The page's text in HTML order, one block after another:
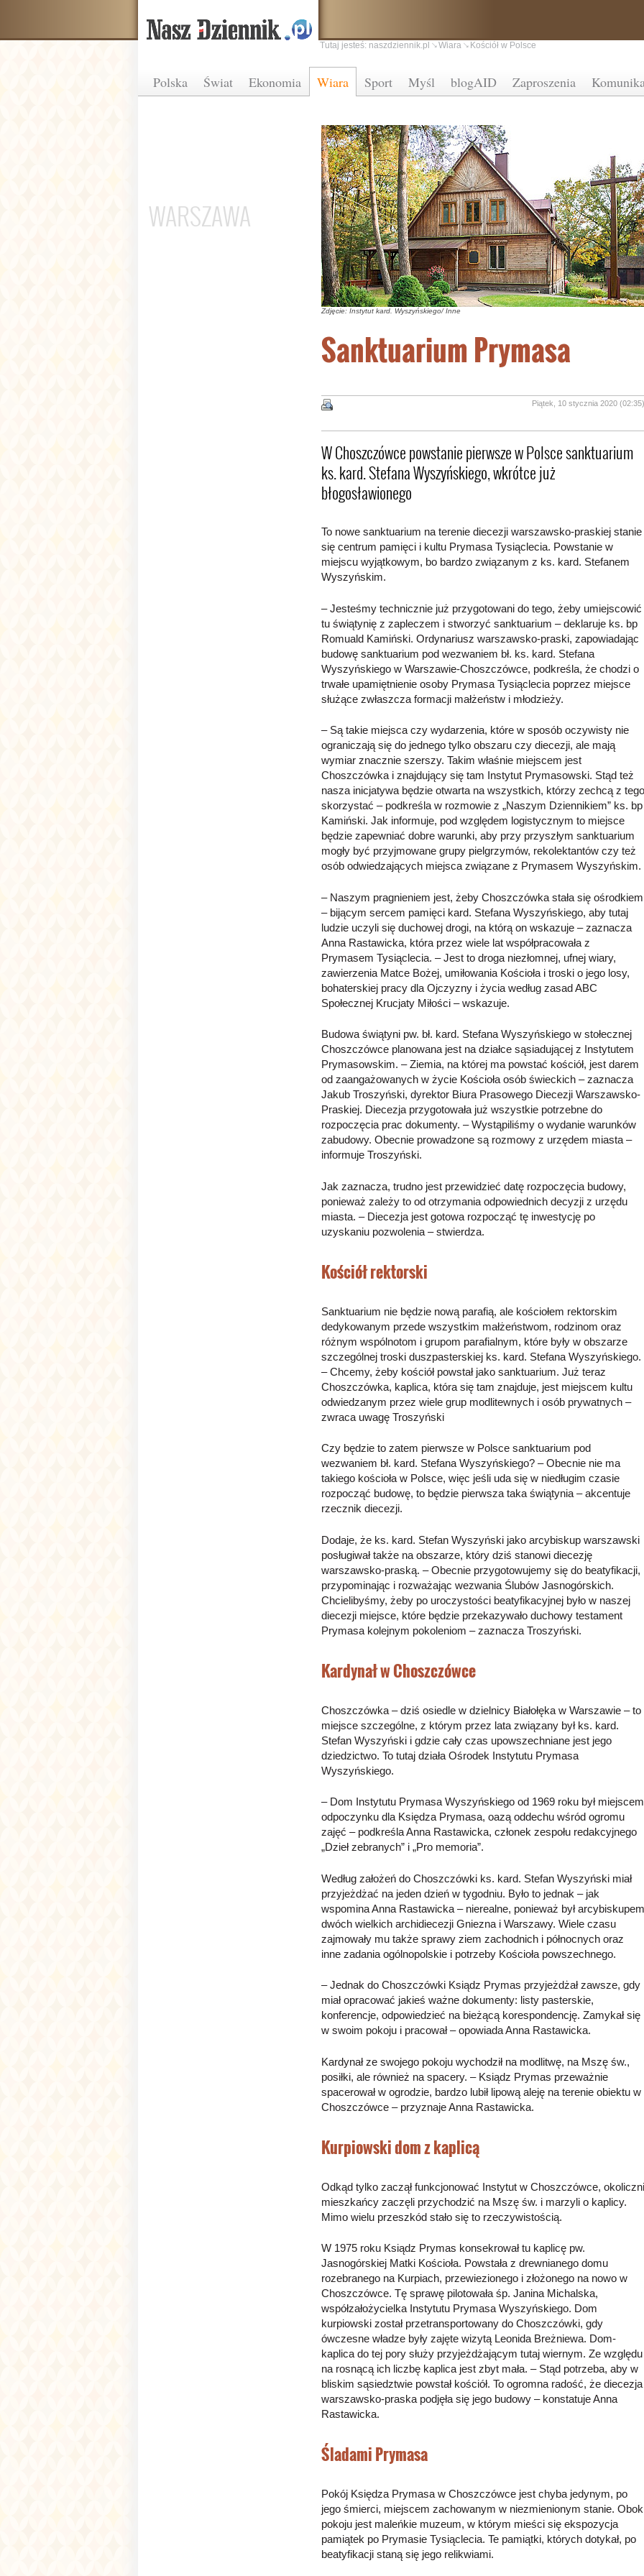
Polska Świat Ekonomia Wiara Sport Myśl blogAID Zaproszenia
Tutaj jesteś: naszdziennik.pl Wiara Kościół w Polsce
WARSZAWA
Zdjęcie: Instytut kard. Wyszyńskiego/ Inne
Sanktuarium Prymasa
Piątek, 10 stycznia 2020 (02:35)
W Choszczówce powstanie pierwsze w Polsce sanktuarium
ks. kard. Stefana Wyszyńskiego, wkrótce już
błogosławionego
To nowe sanktuarium na terenie diecezji warszawsko-praskiej stanie
się centrum pamięci i kultu Prymasa Tysiąclecia. Powstanie w
miejscu wyjątkowym, bo bardzo związanym z ks. kard. Stefanem
Wyszyńskim.
– Jesteśmy technicznie już przygotowani do tego, żeby umiejscowić
tu świątynię z zapleczem i stworzyć sanktuarium – deklaruje ks. bp
Romuald Kamiński. Ordynariusz warszawsko-praski, zapowiadając
budowę sanktuarium pod wezwaniem bł. ks. kard. Stefana
Wyszyńskiego w Warszawie-Choszczówce, podkreśla, że chodzi o
trwałe upamiętnienie osoby Prymasa Tysiąclecia poprzez miejsce
służące zwłaszcza formacji małżeństw i młodzieży.
– Są takie miejsca czy wydarzenia, które w sposób oczywisty nie
ograniczają się do jednego tylko obszaru czy diecezji, ale mają
wymiar znacznie szerszy. Takim właśnie miejscem jest
Choszczówka i znajdujący się tam Instytut Prymasowski. Stąd też
nasza inicjatywa będzie otwarta na wszystkich, którzy zechcą z tego
skorzystać – podkreśla w rozmowie z „Naszym Dziennikiem” ks. bp
Kamiński. Jak informuje, pod względem logistycznym to miejsce
będzie zapewniać dobre warunki, aby przy przyszłym sanktuarium
mogły być przyjmowane grupy pielgrzymów, rekolektantów czy też
osób odwiedzających miejsca związane z Prymasem Wyszyńskim.
– Naszym pragnieniem jest, żeby Choszczówka stała się ośrodkiem
– bijącym sercem pamięci kard. Stefana Wyszyńskiego, aby tutaj
ludzie uczyli się duchowej drogi, na którą on wskazuje – zaznacza
Anna Rastawicka, która przez wiele lat współpracowała z
Prymasem Tysiąclecia. – Jest to droga niezłomnej, ufnej wiary,
zawierzenia Matce Bożej, umiłowania Kościoła i troski o jego losy,
bohaterskiej pracy dla Ojczyzny i życia według zasad ABC
Społecznej Krucjaty Miłości – wskazuje.
Budowa świątyni pw. bł. kard. Stefana Wyszyńskiego w stołecznej
Choszczówce planowana jest na działce sąsiadującej z Instytutem
Prymasowskim. – Ziemia, na której ma powstać kościół, jest darem
od zaangażowanych w życie Kościoła osób świeckich – zaznacza
Jakub Troszyński, dyrektor Biura Prasowego Diecezji Warszawsko-
Praskiej. Diecezja przygotowała już wszystkie potrzebne do
rozpoczęcia prac dokumenty. – Wystąpiliśmy o wydanie warunków
zabudowy. Obecnie prowadzone są rozmowy z urzędem miasta –
informuje Troszyński.
Jak zaznacza, trudno jest przewidzieć datę rozpoczęcia budowy,
ponieważ zależy to od otrzymania odpowiednich decyzji z urzędu
miasta. – Diecezja jest gotowa rozpocząć tę inwestycję po
uzyskaniu pozwolenia – stwierdza.
Kościół rektorski
Sanktuarium nie będzie nową parafią, ale kościołem rektorskim
dedykowanym przede wszystkim małżeństwom, rodzinom oraz
różnym wspólnotom i grupom parafialnym, które były w obszarze
szczególnej troski duszpasterskiej ks. kard. Stefana Wyszyńskiego.
– Chcemy, żeby kościół powstał jako sanktuarium. Już teraz
Choszczówka, kaplica, która się tam znajduje, jest miejscem kultu
odwiedzanym przez wiele grup modlitewnych i osób prywatnych –
zwraca uwagę Troszyński
Czy będzie to zatem pierwsze w Polsce sanktuarium pod
wezwaniem bł. kard. Stefana Wyszyńskiego? – Obecnie nie ma
takiego kościoła w Polsce, więc jeśli uda się w niedługim czasie
rozpocząć budowę, to będzie pierwsza taka świątynia – akcentuje
rzecznik diecezji.
Dodaje, że ks. kard. Stefan Wyszyński jako arcybiskup warszawski
posługiwał także na obszarze, który dziś stanowi diecezję
warszawsko-praską. – Obecnie przygotowujemy się do beatyfikacji,
przypominając i rozważając wezwania Ślubów Jasnogórskich.
Chcielibyśmy, żeby po uroczystości beatyfikacyjnej było w naszej
diecezji miejsce, które będzie przekazywało duchowy testament
Prymasa kolejnym pokoleniom – zaznacza Troszyński.
Kardynał w Choszczówce
Choszczówka – dziś osiedle w dzielnicy Białołęka w Warszawie – to
miejsce szczególne, z którym przez lata związany był ks. kard.
Stefan Wyszyński i gdzie cały czas upowszechniane jest jego
dziedzictwo. To tutaj działa Ośrodek Instytutu Prymasa
Wyszyńskiego.
– Dom Instytutu Prymasa Wyszyńskiego od 1969 roku był miejscem
odpoczynku dla Księdza Prymasa, oazą oddechu wśród ogromu
zajęć – podkreśla Anna Rastawicka, członek zespołu redakcyjnego
„Dzieł zebranych” i „Pro memoria”.
Według założeń do Choszczówki ks. kard. Stefan Wyszyński miał
przyjeżdżać na jeden dzień w tygodniu. Było to jednak – jak
wspomina Anna Rastawicka – nierealne, ponieważ był arcybiskupem
dwóch wielkich archidiecezji Gniezna i Warszawy. Wiele czasu
zajmowały mu także sprawy ziem zachodnich i północnych oraz
inne zadania ogólnopolskie i potrzeby Kościoła powszechnego.
– Jednak do Choszczówki Ksiądz Prymas przyjeżdżał zawsze, gdy
miał opracować jakieś ważne dokumenty: listy pasterskie,
konferencje, odpowiedzieć na bieżącą korespondencję. Zamykał się
w swoim pokoju i pracował – opowiada Anna Rastawicka.
Kardynał ze swojego pokoju wychodził na modlitwę, na Mszę św.,
posiłki, ale również na spacery. – Ksiądz Prymas przeważnie
spacerował w ogrodzie, bardzo lubił lipową aleję na terenie obiektu w
Choszczówce – przyznaje Anna Rastawicka.
Kurpiowski dom z kaplicą
Odkąd tylko zaczął funkcjonować Instytut w Choszczówce, okoliczni
mieszkańcy zaczęli przychodzić na Mszę św. i marzyli o kaplicy.
Mimo wielu przeszkód stało się to rzeczywistością.
W 1975 roku Ksiądz Prymas konsekrował tu kaplicę pw.
Jasnogórskiej Matki Kościoła. Powstała z drewnianego domu
rozebranego na Kurpiach, przewiezionego i złożonego na nowo w
Choszczówce. Tę sprawę pilotowała śp. Janina Michalska,
współzałożycielka Instytutu Prymasa Wyszyńskiego. Dom
kurpiowski został przetransportowany do Choszczówki, gdy
ówczesne władze były zajęte wizytą Leonida Breżniewa. Dom-
kaplica do tej pory służy przyjeżdżającym tutaj wiernym. Ze względu
na rosnącą ich liczbę kaplica jest zbyt mała. – Stąd potrzeba, aby w
bliskim sąsiedztwie powstał kościół. To ogromna radość, że diecezja
warszawsko-praska podjęła się jego budowy – konstatuje Anna
Rastawicka.
Śladami Prymasa
Pokój Księdza Prymasa w Choszczówce jest chyba jedynym, po
jego śmierci, miejscem zachowanym w niezmienionym stanie. Obok
pokoju jest maleńkie muzeum, w którym mieści się ekspozycja
pamiątek po Prymasie Tysiąclecia. Te pamiątki, których dotykał, po
beatyfikacji staną się jego relikwiami.